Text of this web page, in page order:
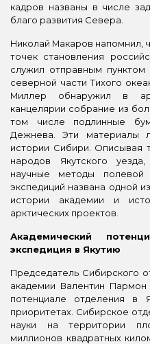
кадров названы в числе
благо развития Севера.
Николай Макаров напомнил,
точек становления
служил отправным
северной части Тихого
Миллер обнаружил в
канцелярии собрание из
том числе подлинные
Дежнева. Эти материалы
истории Сибири. Описывая
народов Якутского
научные методы полевой
экспедиций названа одной
истории академии и
арктических проектов.
Академический
экспедиция в Якутию
Председатель Сибирского
академии Валентин
потенциале отделения в
приоритетах. Сибирское
науки на территории
миллионов квадратных